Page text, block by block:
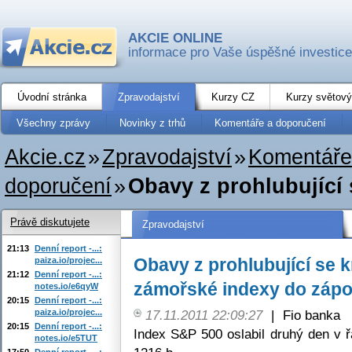
AKCIE ONLINE
informace pro Vaše úspěšné investice
Úvodní stránka Zpravodajství Kurzy CZ Kurzy
Všechny zprávy Novinky z trhů Komentáře a doporučení
Akcie.cz»Zpravodajství»
doporučení»Obavy z prohlubující
Zpravodajství
Obavy z prohlubující se
zámořské indexy do
17.11.2011 22:09:27 |
Fio banka
Index S&P 500 oslabil druhý den v
Právě diskutujete
21:13 Denní report -...:
paiza.io/projec...
21:12 Denní report -...:
notes.io/e6qyW
20:15 Denní report -...:
paiza.io/projec...
20:15 Denní report -...:
notes.io/e5TUT